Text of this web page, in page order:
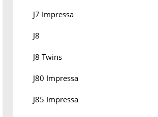
J7 Impressa
J8
J8 Twins
J80 Impressa
J85 Impressa